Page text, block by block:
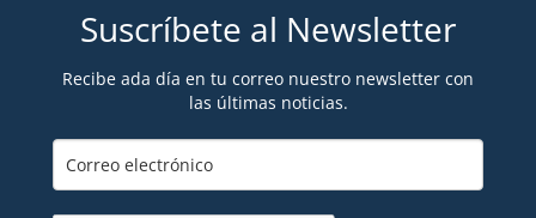
Suscríbete al Newsletter
Recibe ada día en tu correo nuestro newsletter con
las últimas noticias.